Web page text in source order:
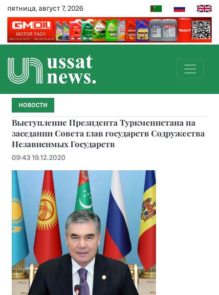
пятница, август 7, 2026
НОВОСТИ
Выступление Президента Туркменистана на
заседании Совета глав государств Содружества
Независимых Государств
09:43 19.12.2020